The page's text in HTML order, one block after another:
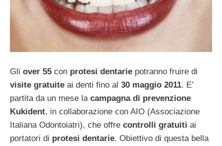
Gli over 55 con protesi dentarie potranno fruire di
visite gratuite ai denti fino al 30 maggio 2011. E’
partita da un mese la campagna di prevenzione
Kukident, in collaborazione con AIO (Associazione
Italiana Odontoiatri), che offre controlli gratuiti ai
portatori di protesi dentarie. Obiettivo di questa bella